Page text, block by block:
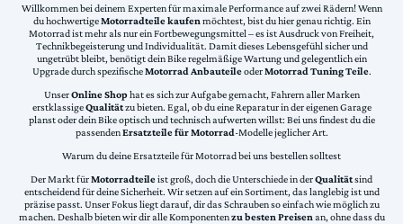
Willkommen bei deinem Experten für maximale Performance auf zwei Rädern! Wenn
du hochwertigeMotorradteile kaufen möchtest, bist du hier genau richtig. Ein
Motorrad ist mehr als nur ein Fortbewegungsmittel – es ist Ausdruck von Freiheit,
Technikbegeisterung und Individualität. Damit dieses Lebensgefühl sicher und
ungetrübt bleibt, benötigt dein Bike regelmäßige Wartung und gelegentlich ein
Upgrade durch spezifischeMotorrad AnbauteileoderMotorrad Tuning Teile.
UnserOnline Shophat es sich zur Aufgabe gemacht, Fahrern aller Marken
erstklassigeQualitätzu bieten. Egal, ob du eine Reparatur in der eigenen Garage
planst oder dein Bike optisch und technisch aufwerten willst: Bei uns findest du die
passendenErsatzteile für Motorrad-Modelle jeglicher Art.
Warum du deine Ersatzteile für Motorrad bei uns bestellen solltest
Der Markt fürMotorradteileist groß, doch die Unterschiede in derQualitätsind
entscheidend für deine Sicherheit. Wir setzen auf ein Sortiment, das langlebig ist und
präzise passt. Unser Fokus liegt darauf, dir das Schrauben so einfach wie möglich zu
machen. Deshalb bieten wir dir alle Komponentenzu besten Preisenan, ohne dass du